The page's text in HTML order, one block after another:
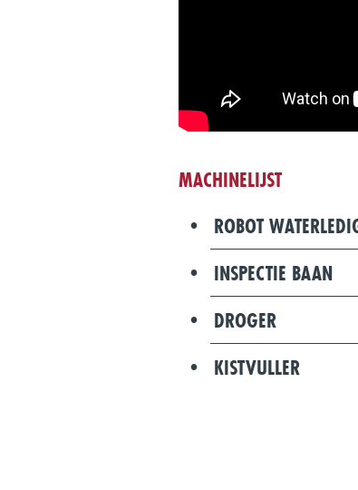
MACHINELIJST
ROBOT
INSPECTIE BAAN
DROGER
KISTVULLER